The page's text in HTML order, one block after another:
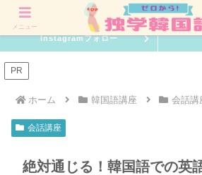
韓国語を０からでも習得できる独学勉
Instagramフォロー
PR
ホーム 韓国語講座 会話講
会話講座
絶対通じる！韓国語での英
メニュー